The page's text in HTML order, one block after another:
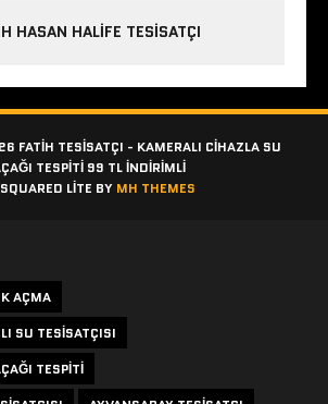
HASAN HALIFE TESISATÇI
FATIH TESISATÇI - KAMERALI CIHAZLA SU
TESPITI 99 TL İNDİRİMLİ
LITE BY MH THEMES
AÇMA
SU TESISATÇISI
TESPITI